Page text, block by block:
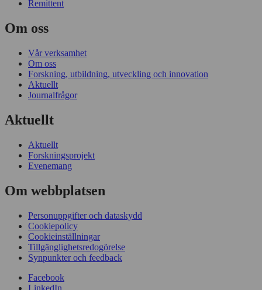
Remittent
Om oss
Vår verksamhet
Om oss
Forskning, utbildning, utveckling och innovation
Aktuellt
Journalfrågor
Aktuellt
Aktuellt
Forskningsprojekt
Evenemang
Om webbplatsen
Personuppgifter och dataskydd
Cookiepolicy
Cookieinställningar
Tillgänglighetsredogörelse
Synpunkter och feedback
Facebook
LinkedIn